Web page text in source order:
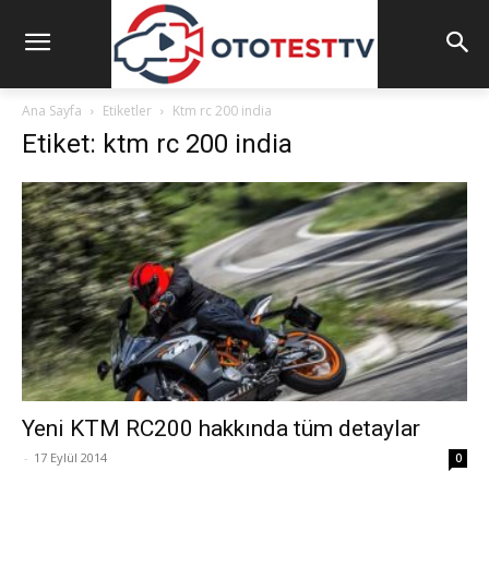
Ana Sayfa Etiketler Ktm rc 200 india
Etiket: ktm rc 200 india
Yeni KTM RC200 hakkında tüm detaylar
- 17 Eylül 2014 0